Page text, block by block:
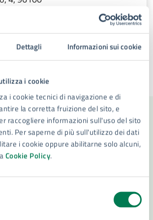
Dettagli Informazioni sui cookie
i cookie
i cookie tecnici di navigazione e di
la corretta fruizione del sito, e
raccogliere informazioni sull'uso del sito
Per saperne di più sull'utilizzo dei dati
i cookie oppure abilitarne solo alcuni,
Cookie Policy.
26/09/2025, 13:55
correlati
Sport e Tempo Libero